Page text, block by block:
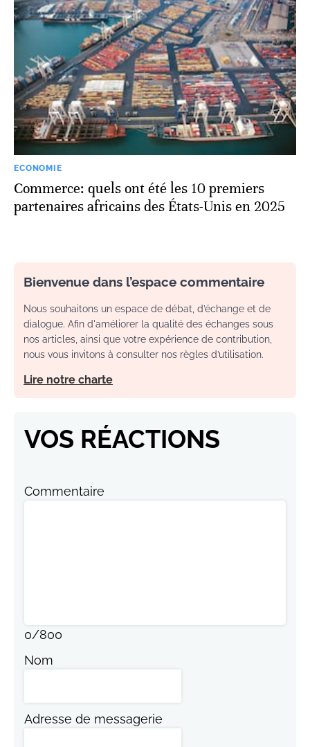
ECONOMIE
Commerce: quels ont été les 10 premiers
partenaires africains des États-Unis en 2025
Bienvenue dans l’espace commentaire
Nous souhaitons un espace de débat, d’échange et de
dialogue. Afin d'améliorer la qualité des échanges sous
nos articles, ainsi que votre expérience de contribution,
nous vous invitons à consulter nos règles d’utilisation.
Lire notre charte
VOS RÉACTIONS
Commentaire
0/800
Nom
Adresse de messagerie